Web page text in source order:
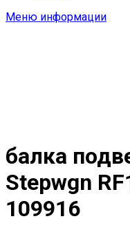
Меню информации
балка
Stepwgn
109916